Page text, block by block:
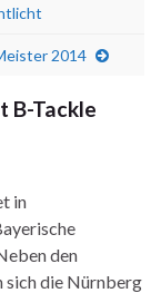
2014
B-Tackle
in
den
sich die Nürnberg